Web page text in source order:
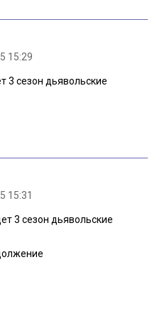
15:29
3 сезон дьявольские
15:31
3 сезон дьявольские